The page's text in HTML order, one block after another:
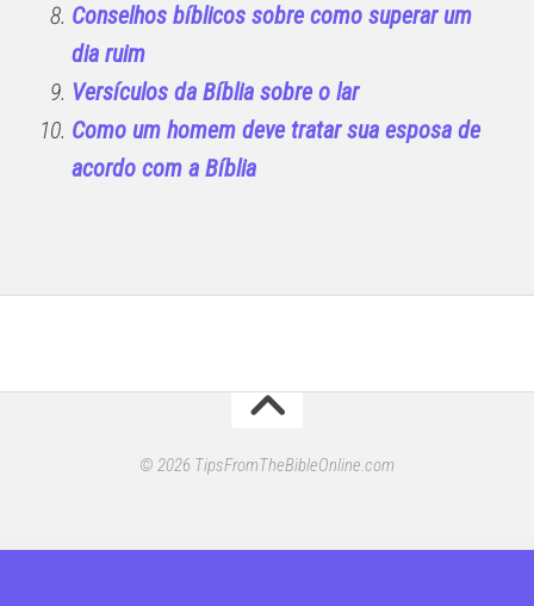
Conselhos bíblicos sobre como superar um
dia ruim
Versículos da Bíblia sobre o lar
Como um homem deve tratar sua esposa de
acordo com a Bíblia
© 2026 TipsFromTheBibleOnline.com